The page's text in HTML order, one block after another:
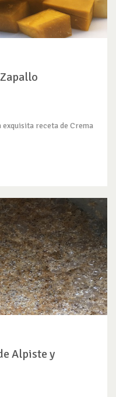
exquisita receta de Crema
Alpiste y